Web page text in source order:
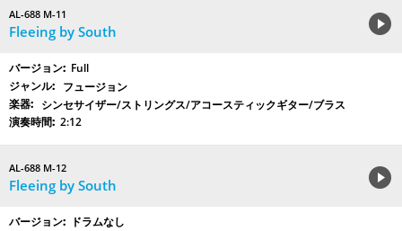
AL-688 M-11
Fleeing by South
Full
フュージョン
シンセサイザー/ストリングス/アコースティックギター/ブラス
2:12
AL-688 M-12
Fleeing by South
ドラムなし